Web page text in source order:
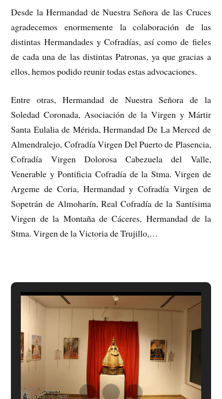
Desde la Hermandad de Nuestra Señora de las Cruces
agradecemos enormemente la colaboración de las
distintas Hermandades y Cofradías, así como de fieles
de cada una de las distintas Patronas, ya que gracias a
ellos, hemos podido reunir todas estas advocaciones.
Entre otras, Hermandad de Nuestra Señora de la
Soledad Coronada,Asociación de la Virgen y Mártir
Santa Eulalia de Mérida, Hermandad De La Merced de
Almendralejo, Cofradía Virgen Del Puerto de Plasencia,
Cofradía Virgen Dolorosa Cabezuela del Valle,
Venerable y Pontificia Cofradía de la Stma. Virgen de
Argeme de Coria, Hermandad y Cofradía Virgen de
Sopetrán de Almoharín, Real Cofradía de la Santísima
Virgen de la Montaña de Cáceres, Hermandad de la
Stma. Virgen de la Victoria de Trujillo,…